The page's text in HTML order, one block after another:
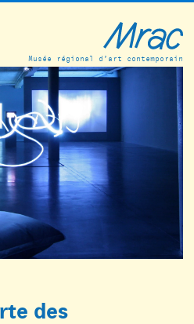
Musée régional d’art contemporain
des